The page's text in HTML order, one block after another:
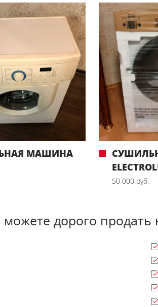
МАШИНА
50 000 руб.
можете дорого